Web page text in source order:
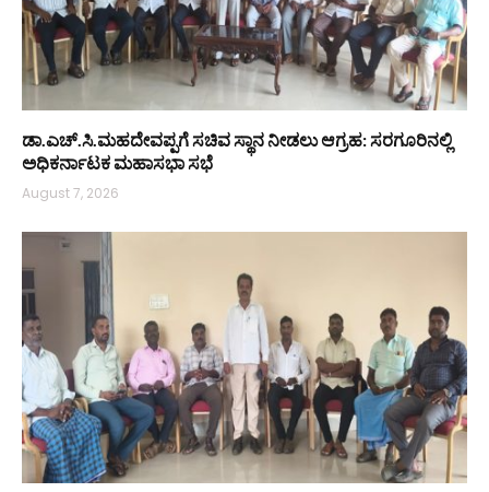
ಡಾ.ಎಚ್.ಸಿ.ಮಹದೇವಪ್ಪಗೆ ಸಚಿವ ಸ್ಥಾನ ನೀಡಲು ಆಗ್ರಹ: ಸರಗೂರಿನಲ್ಲಿ
ಅಧಿಕರ್ನಾಟಕ ಮಹಾಸಭಾ ಸಭೆ
August 7, 2026